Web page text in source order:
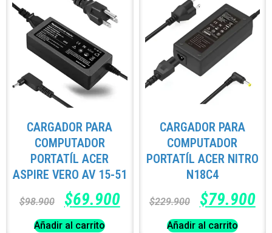
CARGADOR PARA
COMPUTADOR
PORTATÍL ACER
ASPIRE VERO AV 15-51
$98.900 $69.900
Añadir al carrito
CARGADOR PARA
COMPUTADOR
PORTATÍL ACER NITRO
N18C4
$229.900 $79.900
Añadir al carrito